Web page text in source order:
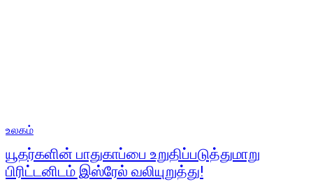
உலகம்
யூதர்களின் பாதுகாப்பை உறுதிப்படுத்துமாறு
பிரிட்டனிடம் இஸ்ரேல் வலியுறுத்து!